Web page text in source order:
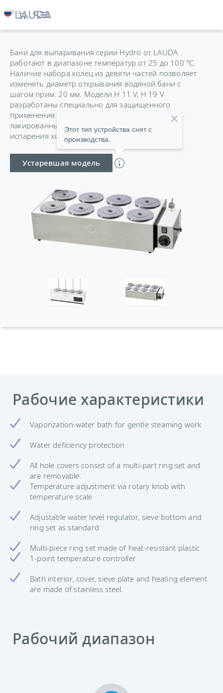
HYDRO H 19 V
Бани для выпаривания серии Hydro от LAUDA
работают в диапазоне температур от 25 до 100 °C.
Наличие набора колец из девяти частей позволяет
изменять диаметр открывания водяной бани с
шагом прим. 20 мм. Модели H 11 V, H 19 V
разработаны специально для защищенного
применения в вытяжных шкафах. Корпус не
лакированный, что вызвано необходимостью
испарения химически агрессивных сред.
Устаревшая модель
Этот тип устройства снят с
производства.
Рабочие характеристики
Vaporization water bath for gentle steaming work
Water deficiency protection
All hole covers consist of a multi-part ring set and
are removable.
Temperature adjustment via rotary knob with
temperature scale
Adjustable water level regulator, sieve bottom and
ring set as standard
Multi-piece ring set made of heat-resistant plastic
1-point temperature controller
Bath interior, cover, sieve plate and heating element
are made of stainless steel.
Рабочий диапазон